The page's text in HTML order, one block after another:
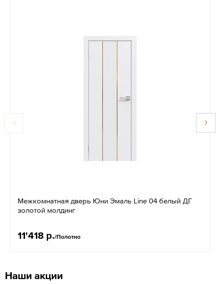
Межкомнатная дверь Юни Эмаль Line 04 белый ДГ
золотой молдинг
11'418 р./Полотно
Наши акции